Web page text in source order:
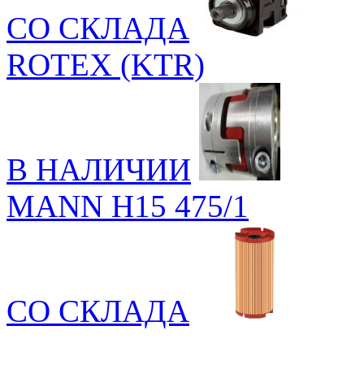
СО СКЛАДА
ROTEX (KTR)
В НАЛИЧИИ
MANN H15 475/1
СО СКЛАДА